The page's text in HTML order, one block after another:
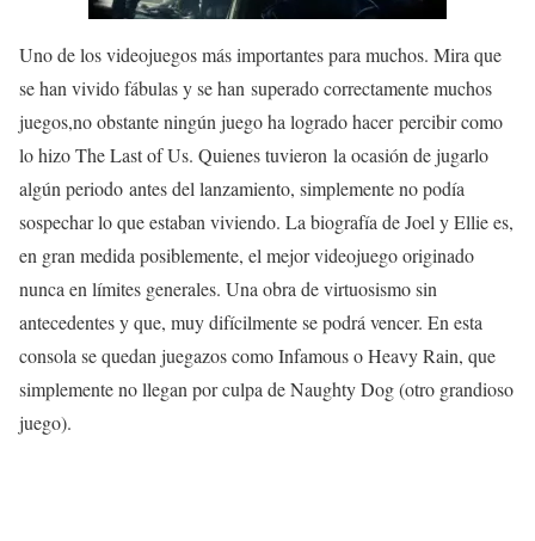
Uno de los videojuegos más importantes para muchos. Mira que
se han vividofábulasy se han superadocorrectamente muchos
juegos,no obstanteningún juego halogradohacerpercibircomo
lo hizo The Last of Us. Quienes tuvieron laocasiónde jugarlo
algúnperiodo antes del lanzamiento, simplemente no podía
sospecharlo que estaban viviendo. Labiografíade Joel y Ellie es,
en gran medidaposiblemente, el mejor videojuegooriginado
nuncaenlímites generales. Una obra devirtuosismosin
antecedentesy que, muy difícilmente se podrávencer. En esta
consola se quedan juegazos como Infamous o Heavy Rain, que
simplemente no llegan por culpa de Naughty Dog (otro grandioso
juego).